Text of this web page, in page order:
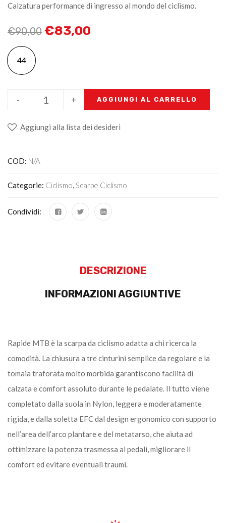
Calzatura performance di ingresso al mondo del ciclismo.
€90,00 €83,00
44
+
- AGGIUNGI AL CARRELLO
Aggiungi alla lista dei desideri
COD: N/A
Categorie: Ciclismo,Scarpe Ciclismo
Condividi:
DESCRIZIONE
INFORMAZIONI AGGIUNTIVE
Rapide MTB è la scarpa da ciclismo adatta a chi ricerca la
comodità. La chiusura a tre cinturini semplice da regolare e la
tomaia traforata molto morbida garantiscono facilità di
calzata e comfort assoluto durante le pedalate. Il tutto viene
completato dalla suola in Nylon, leggera e moderatamente
rigida, e dalla soletta EFC dal design ergonomico con supporto
nell’area dell’arco plantare e del metatarso, che aiuta ad
ottimizzare la potenza trasmessa ai pedali, migliorare il
comfort ed evitare eventuali traumi.